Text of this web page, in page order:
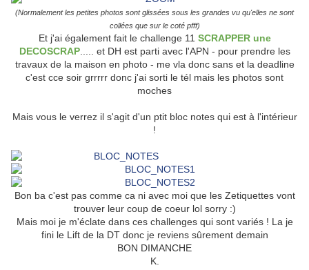
(Normalement les petites photos sont glissées sous les grandes vu qu'elles ne sont
collées que sur le coté pfff)
Et j'ai également fait le challenge 11 SCRAPPER une
DECOSCRAP..... et DH est parti avec l'APN - pour prendre les
travaux de la maison en photo - me vla donc sans et la deadline
c'est cce soir grrrrr donc j'ai sorti le tél mais les photos sont
moches
Mais vous le verrez il s'agit d'un ptit bloc notes qui est à l'intérieur
!
Bon ba c'est pas comme ca ni avec moi que les Zetiquettes vont
trouver leur coup de coeur lol sorry :)
Mais moi je m'éclate dans ces challenges qui sont variés ! La je
fini le Lift de la DT donc je reviens sûrement demain
BON DIMANCHE
K.